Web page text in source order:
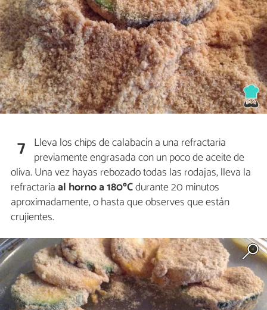
7 Lleva los chips de calabacín a una refractaria
previamente engrasada con un poco de aceite de
oliva. Una vez hayas rebozado todas las rodajas, lleva la
refractariaal horno a 180ºCdurante 20 minutos
aproximadamente, o hasta que observes que están
crujientes.